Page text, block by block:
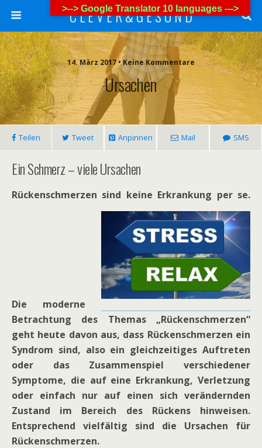
C L E V E R & G E S U N D
14. März 2017 • Keine Kommentare
Ursachen
Teilen Tweet Anpinnen Mail SMS
Ein Schmerz – viele Ursachen
Rückenschmerzen sind keine Erkrankung per se.
Die moderne
Betrachtung des Themas „Rückenschmerzen“
geht heute davon aus, dass Rückenschmerzen ein
Syndrom sind, also ein gleichzeitiges Auftreten
oder das Zusammenspiel verschiedener
Symptome, die auf eine Erkrankung, Verletzung
oder einfach nur auf einen sich verändernden
Zustand im Bereich des Rückens hinweisen.
Entsprechend vielfältig sind die Ursachen für
Rückenschmerzen.
>--> Google Translator 10 languages --->